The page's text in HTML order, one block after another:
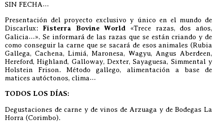
SIN FECHA…
Presentación del proyecto exclusivo y único en el mundo de
Discarlux: Fisterra Bovine World «Trece razas, dos años,
Galicia…». Se informará de las razas que se están criando y de
como conseguir la carne que se sacará de esos animales (Rubia
Gallega, Cachena, Limiá, Maronesa, Wagyu, Angus Aberdeen,
Hereford, Highland, Galloway, Dexter, Sayaguesa, Simmental y
Holstein Frison. Método gallego, alimentación a base de
matices autóctonos, clima…
TODOS LOS DÍAS:
Degustaciones de carne y de vinos de Arzuaga y de Bodegas La
Horra (Corimbo).